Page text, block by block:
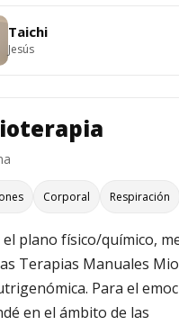
Taichi
Jesús
Corporal Respiración
el plano físico/químico,
Terapias Manuales
Para el
en el ámbito de las